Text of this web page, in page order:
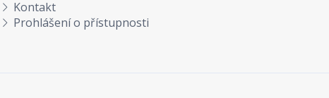
Kontakt
Prohlášení o přístupnosti